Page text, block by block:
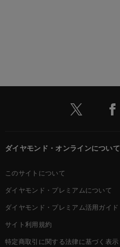
ダイヤモンド・オンラインについて
このサイトについて
ダイヤモンド・プレミアムについて
ダイヤモンド・プレミアム活用ガイド
サイト利用規約
特定商取引に関する法律に基づく表示